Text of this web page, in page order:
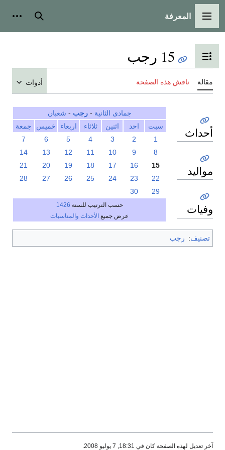
القائمة الرئيسية
المعرفة بحث
تبديل عرض جدول المحتويات
15 رجب
مقالة ناقش هذه الصفحة أدوات
جمادى الثانية -رجب - شعبان
سبت
احد اثنين ثلاثاء اربعاء خميس
جمعة
1
2
3
4
5
6
7
8
9
10
11
12
13
14
15
16
17
18
19
20
21
22
23
24
25
26
27
28
29
30
حسب الترتيب للسنة 1426
عرض جميع الأحداث والمناسبات
أحداث
مواليد
وفيات
تصنيف: رجب
آخر تعديل لهذه الصفحة كان في 18:31, 7 يوليو 2008.